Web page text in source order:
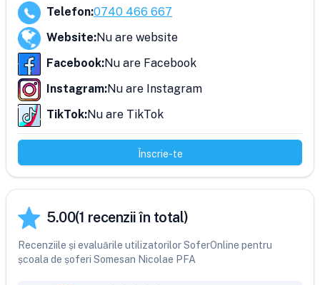
Telefon:0740 466 667
Website:Nu are website
Facebook:Nu are Facebook
Instagram:Nu are Instagram
TikTok:Nu are TikTok
Înscrie-te
5.00(1 recenzii în total)
Recenziile și evaluările utilizatorilor SoferOnline pentru
școala de șoferi Somesan Nicolae PFA